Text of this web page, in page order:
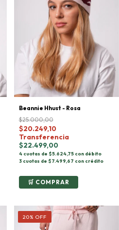
Beannie Hhust - Rosa
$25.000,00
$20.249,10
Transferencia
$22.499,00
4 cuotas de $5.624,75 con débito
3 cuotas de $7.499,67 con crédito
COMPRAR
20% OFF